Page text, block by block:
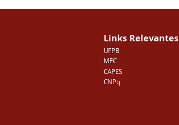
Links Relevantes
UFPB
MEC
CAPES
CNPq